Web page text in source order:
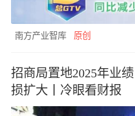
南方产业智库 原创
招商局置地2025年业
损扩大丨冷眼看财报